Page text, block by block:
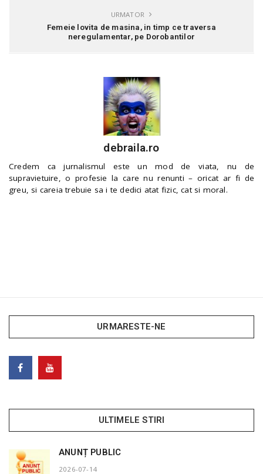
URMATOR
Femeie lovita de masina, in timp ce traversa
neregulamentar, pe Dorobantilor
debraila.ro
Credem ca jurnalismul este un mod de viata, nu de
supravietuire, o profesie la care nu renunti – oricat ar fi de
greu, si careia trebuie sa i te dedici atat fizic, cat si moral.
URMARESTE-NE
ULTIMELE STIRI
ANUNȚ PUBLIC
2026-07-14